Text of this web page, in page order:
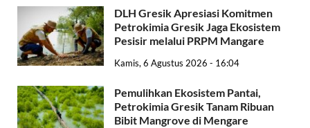
DLH Gresik Apresiasi Komitmen
Petrokimia Gresik Jaga Ekosistem
Pesisir melalui PRPM Mangare
Kamis, 6 Agustus 2026 - 16:04
Pemulihkan Ekosistem Pantai,
Petrokimia Gresik Tanam Ribuan
Bibit Mangrove di Mengare